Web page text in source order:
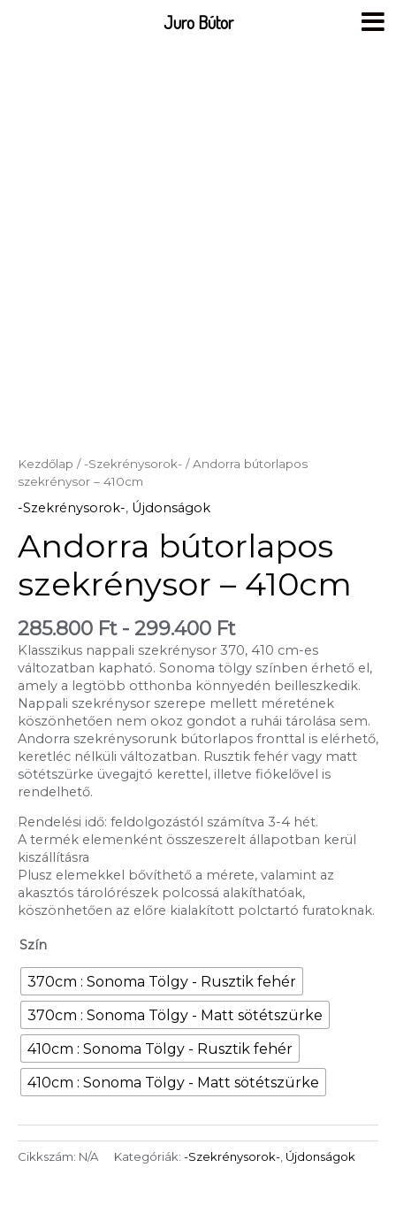
Kezdőlap / -Szekrénysorok- / Andorra bútorlapos
szekrénysor – 410cm
-Szekrénysorok-, Újdonságok
Andorra bútorlapos
szekrénysor – 410cm
285.800 Ft- 299.400 Ft
Klasszikus nappali szekrénysor 370, 410 cm-es
változatban kapható. Sonoma tölgy színben érhető el,
amely a legtöbb otthonba könnyedén beilleszkedik.
Nappali szekrénysor szerepe mellett méretének
köszönhetően nem okoz gondot a ruhái tárolása sem.
Andorra szekrénysorunk bútorlapos fronttal is elérhető,
keretléc nélküli változatban. Rusztik fehér vagy matt
sötétszürke üvegajtó kerettel, illetve fiókelővel is
rendelhető.
Rendelési idő: feldolgozástól számítva 3-4 hét.
A termék elemenként összeszerelt állapotban kerül
kiszállításra
Plusz elemekkel bővíthető a mérete, valamint az
akasztós tárolórészek polcossá alakíthatóak,
köszönhetően az előre kialakított polctartó furatoknak.
Szín
370cm : Sonoma Tölgy - Rusztik fehér
370cm : Sonoma Tölgy - Matt sötétszürke
410cm : Sonoma Tölgy - Rusztik fehér
410cm : Sonoma Tölgy - Matt sötétszürke
Cikkszám: N/A Kategóriák: -Szekrénysorok- Újdonságok
Juro Bútor